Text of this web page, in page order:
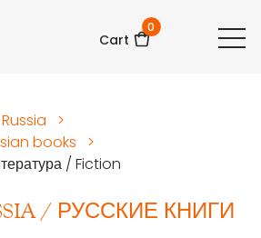
Cart
0
Russia
>
books
>
/ Fiction
/ РУССКИЕ КНИГИ